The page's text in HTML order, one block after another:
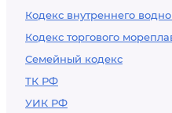
Кодекс внутреннего
Кодекс торгового
Семейный кодекс
ТК РФ
УИК РФ